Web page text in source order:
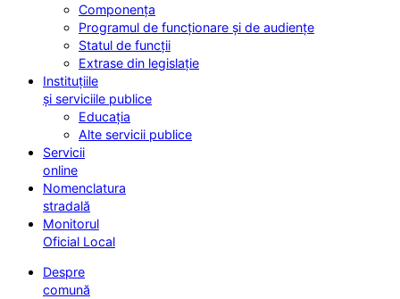
Componența
Programul de funcționare și de audiențe
Statul de funcții
Extrase din legislație
Instituțiile
și serviciile publice
Educația
Alte servicii publice
Servicii
online
Nomenclatura
stradală
Monitorul
Oficial Local
Despre
comună